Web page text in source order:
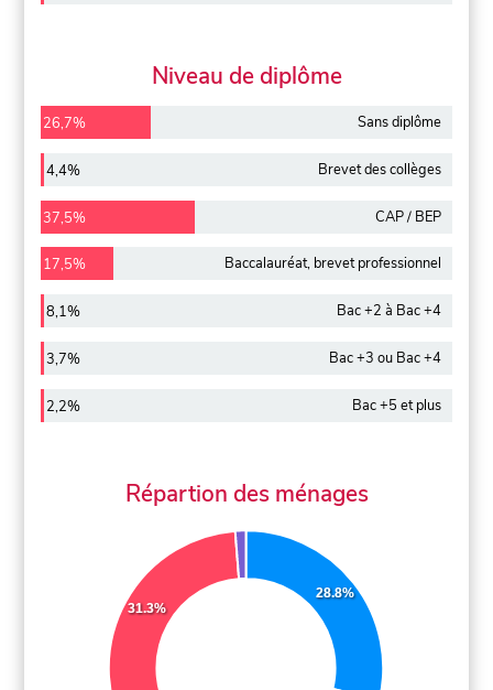
Niveau de diplôme
26,7% Sans diplôme
4,4% Brevet des collèges
37,5% CAP / BEP
17,5% Baccalauréat, brevet professionnel
8,1% Bac +2 à Bac +4
3,7% Bac +3 ou Bac +4
2,2% Bac +5 et plus
Répartion des ménages
28.8%
31.3%